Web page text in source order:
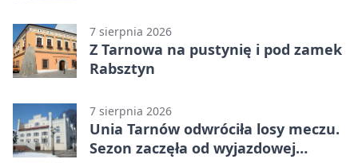
7 sierpnia 2026
Z Tarnowa na pustynię i pod zamek
Rabsztyn
7 sierpnia 2026
Unia Tarnów odwróciła losy meczu.
Sezon zaczęła od wyjazdowej